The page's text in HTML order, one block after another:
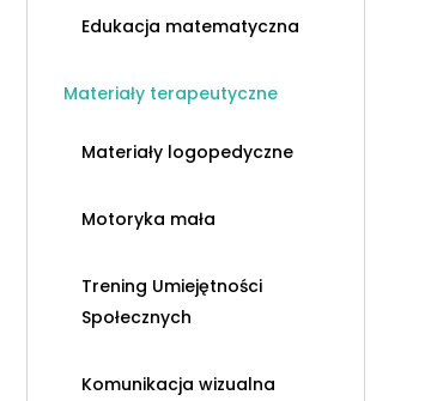
Edukacja matematyczna
Materiały terapeutyczne
Materiały logopedyczne
Motoryka mała
Trening Umiejętności
Społecznych
Komunikacja wizualna